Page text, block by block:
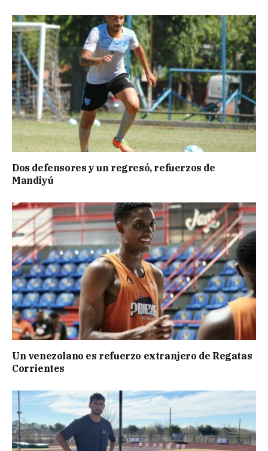
Dos defensores y un regresó, refuerzos de
Mandiyú
Un venezolano es refuerzo extranjero de Regatas
Corrientes